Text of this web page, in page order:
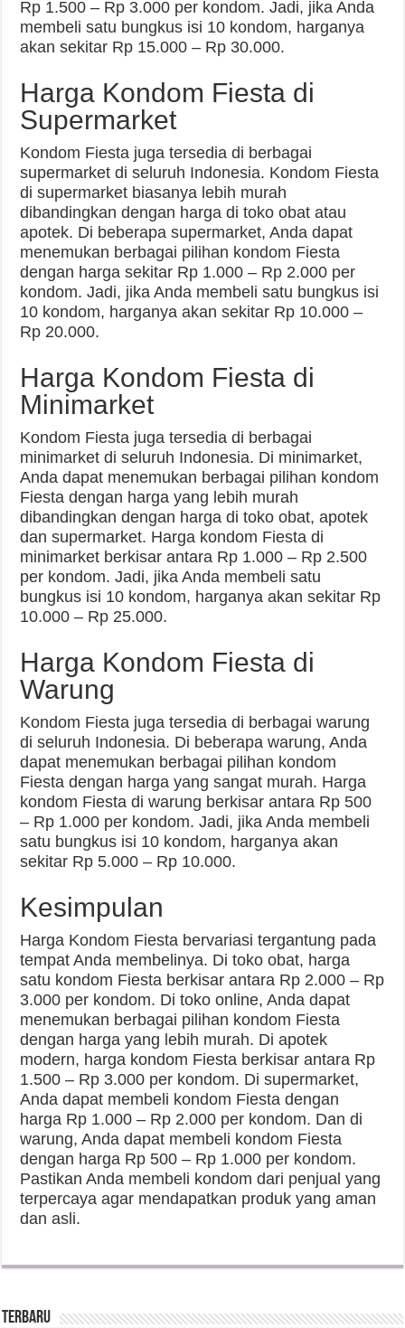
Rp 1.500 – Rp 3.000 per kondom. Jadi, jika Anda
membeli satu bungkus isi 10 kondom, harganya
akan sekitar Rp 15.000 – Rp 30.000.
Harga Kondom Fiesta di
Supermarket
Kondom Fiesta juga tersedia di berbagai
supermarket di seluruh Indonesia. Kondom Fiesta
di supermarket biasanya lebih murah
dibandingkan dengan harga di toko obat atau
apotek. Di beberapa supermarket, Anda dapat
menemukan berbagai pilihan kondom Fiesta
dengan harga sekitar Rp 1.000 – Rp 2.000 per
kondom. Jadi, jika Anda membeli satu bungkus isi
10 kondom, harganya akan sekitar Rp 10.000 –
Rp 20.000.
Harga Kondom Fiesta di
Minimarket
Kondom Fiesta juga tersedia di berbagai
minimarket di seluruh Indonesia. Di minimarket,
Anda dapat menemukan berbagai pilihan kondom
Fiesta dengan harga yang lebih murah
dibandingkan dengan harga di toko obat, apotek
dan supermarket. Harga kondom Fiesta di
minimarket berkisar antara Rp 1.000 – Rp 2.500
per kondom. Jadi, jika Anda membeli satu
bungkus isi 10 kondom, harganya akan sekitar Rp
10.000 – Rp 25.000.
Harga Kondom Fiesta di
Warung
Kondom Fiesta juga tersedia di berbagai warung
di seluruh Indonesia. Di beberapa warung, Anda
dapat menemukan berbagai pilihan kondom
Fiesta dengan harga yang sangat murah. Harga
kondom Fiesta di warung berkisar antara Rp 500
– Rp 1.000 per kondom. Jadi, jika Anda membeli
satu bungkus isi 10 kondom, harganya akan
sekitar Rp 5.000 – Rp 10.000.
Kesimpulan
Harga Kondom Fiesta bervariasi tergantung pada
tempat Anda membelinya. Di toko obat, harga
satu kondom Fiesta berkisar antara Rp 2.000 – Rp
3.000 per kondom. Di toko online, Anda dapat
menemukan berbagai pilihan kondom Fiesta
dengan harga yang lebih murah. Di apotek
modern, harga kondom Fiesta berkisar antara Rp
1.500 – Rp 3.000 per kondom. Di supermarket,
Anda dapat membeli kondom Fiesta dengan
harga Rp 1.000 – Rp 2.000 per kondom. Dan di
warung, Anda dapat membeli kondom Fiesta
dengan harga Rp 500 – Rp 1.000 per kondom.
Pastikan Anda membeli kondom dari penjual yang
terpercaya agar mendapatkan produk yang aman
dan asli.
Terbaru